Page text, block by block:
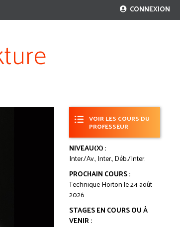
CONNEXION
VOIR LES COURS DU
PROFESSEUR
NIVEAU(X) :
Inter./Av., Inter., Déb./Inter.
PROCHAIN COURS :
Technique Horton le 24 août
2026
STAGES EN COURS OU À
VENIR :